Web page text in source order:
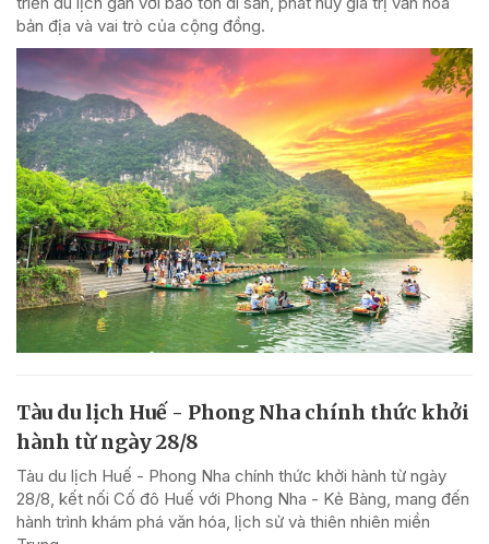
bản địa và vai trò của cộng đồng.
Tàu du lịch Huế - Phong Nha chính thức khởi
hành từ ngày 28/8
Tàu du lịch Huế - Phong Nha chính thức khởi hành từ ngày
28/8, kết nối Cố đô Huế với Phong Nha - Kẻ Bàng, mang đến
hành trình khám phá văn hóa, lịch sử và thiên nhiên miền